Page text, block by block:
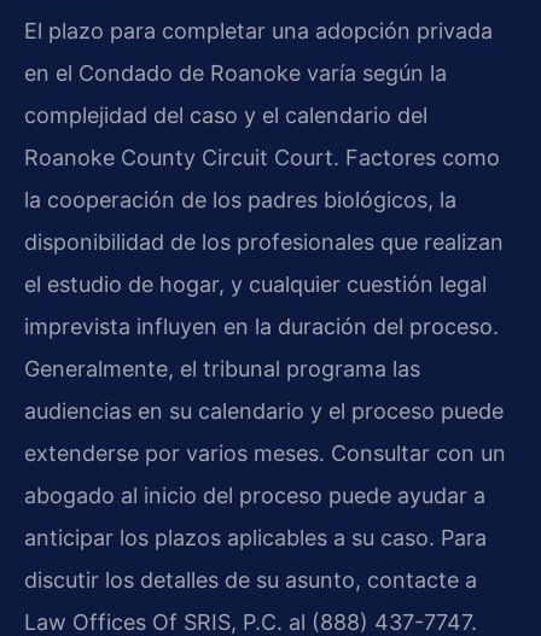
El plazo para completar una adopción privada
en el Condado de Roanoke varía según la
complejidad del caso y el calendario del
Roanoke County Circuit Court. Factores como
la cooperación de los padres biológicos, la
disponibilidad de los profesionales que realizan
el estudio de hogar, y cualquier cuestión legal
imprevista influyen en la duración del proceso.
Generalmente, el tribunal programa las
audiencias en su calendario y el proceso puede
extenderse por varios meses. Consultar con un
abogado al inicio del proceso puede ayudar a
anticipar los plazos aplicables a su caso. Para
discutir los detalles de su asunto, contacte a
Law Offices Of SRIS, P.C. al (888) 437-7747.